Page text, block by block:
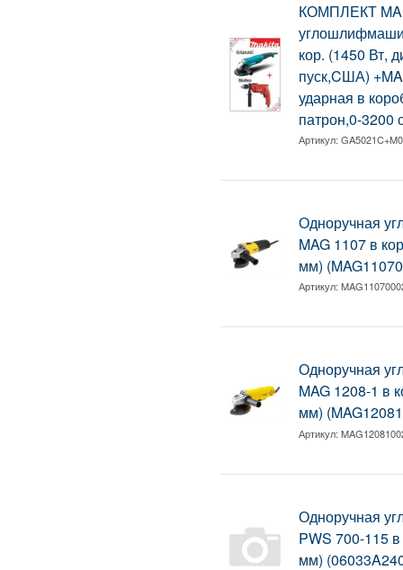
КОМПЛЕКТ
кор. (1450 Вт,
пуск,CША)
ударная в
патрон,0-3200
Артикул:
Одноручная
MAG 1107 в
мм)
Артикул:
Одноручная
MAG 1208-1 в
мм)
Артикул:
Одноручная
PWS 700-115
мм)